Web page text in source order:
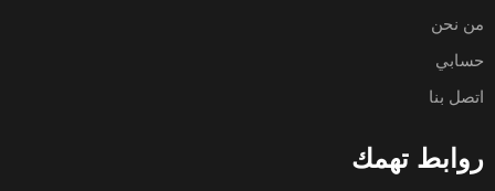
من نحن
حسابي
اتصل بنا
روابط تهمك